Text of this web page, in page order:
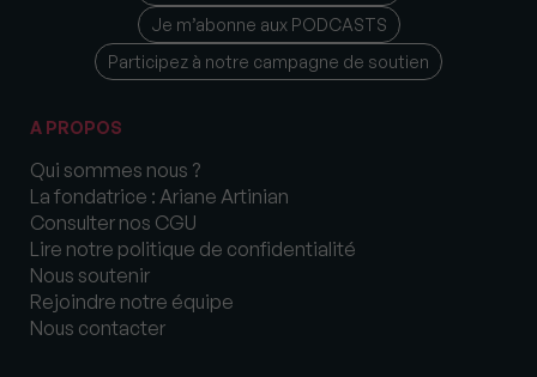
Je m’abonne aux PODCASTS
Participez à notre campagne de soutien
A PROPOS
Qui sommes nous ?
La fondatrice : Ariane Artinian
Consulter nos CGU
Lire notre politique de confidentialité
Nous soutenir
Rejoindre notre équipe
Nous contacter